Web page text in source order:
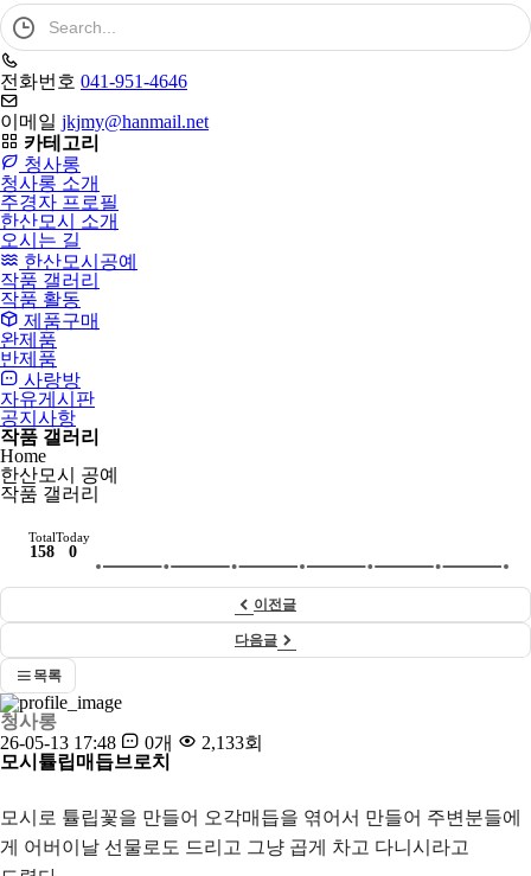
검
색
어
필
수
전화번호 041-951-4646
이메일 jkjmy@hanmail.net
카테고리
청사롱
청사롱 소개
주경자 프로필
한산모시 소개
오시는 길
한산모시공예
작품 갤러리
작품 활동
제품구매
완제품
반제품
사랑방
자유게시판
공지사항
작품 갤러리
Home
한산모시 공예
작품 갤러리
Total
158
Today
0
이전글
다음글
목록
청사롱
26-05-13 17:48
0개
2,133회
모시튤립매듭브로치
모시로 튤립꽃을 만들어 오각매듭을 엮어서 만들어 주변분들에
게 어버이날 선물로도 드리고 그냥 곱게 차고 다니시라고